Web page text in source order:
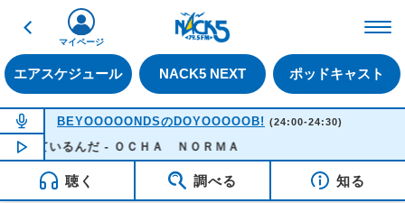
戻る
エアスケジュール NACK5 NEXT ポッドキャスト
マイページ
NOW ON AIR
BEYOOOOONDSのDOYOOOOOB! (24:00-24:30)
NOW PLAYING 00:15
るんだ - ＯＣＨＡ ＮＯＲＭＡ
聴く 調べる 知る